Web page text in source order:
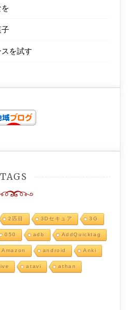
子
を試す
TAGS
2匹目 3Dセキュア 3G
050 adb AddQuicktag
Amazon android Anki
atavi athan